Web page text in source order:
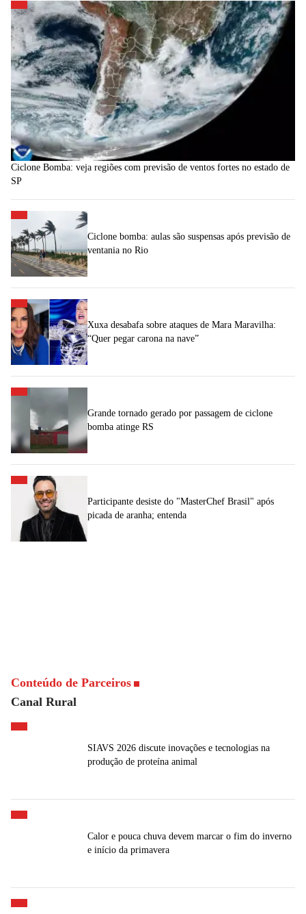
Ciclone Bomba: veja regiões com previsão de ventos fortes no estado de
SP
Ciclone bomba: aulas são suspensas após previsão de
ventania no Rio
Xuxa desabafa sobre ataques de Mara Maravilha:
“Quer pegar carona na nave”
Grande tornado gerado por passagem de ciclone
bomba atinge RS
Participante desiste do "MasterChef Brasil" após
picada de aranha; entenda
Conteúdo de Parceiros
Canal Rural
SIAVS 2026 discute inovações e tecnologias na
produção de proteína animal
Calor e pouca chuva devem marcar o fim do inverno
e início da primavera